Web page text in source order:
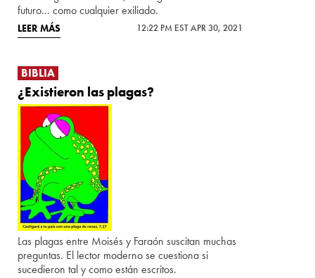
futuro… como cualquier exiliado.
LEER MÁS 12:22 PM EST APR 30, 2021
BIBLIA
¿Existieron las plagas?
Las plagas entre Moisés y Faraón suscitan muchas
preguntas. El lector moderno se cuestiona si
sucedieron tal y como están escritos.